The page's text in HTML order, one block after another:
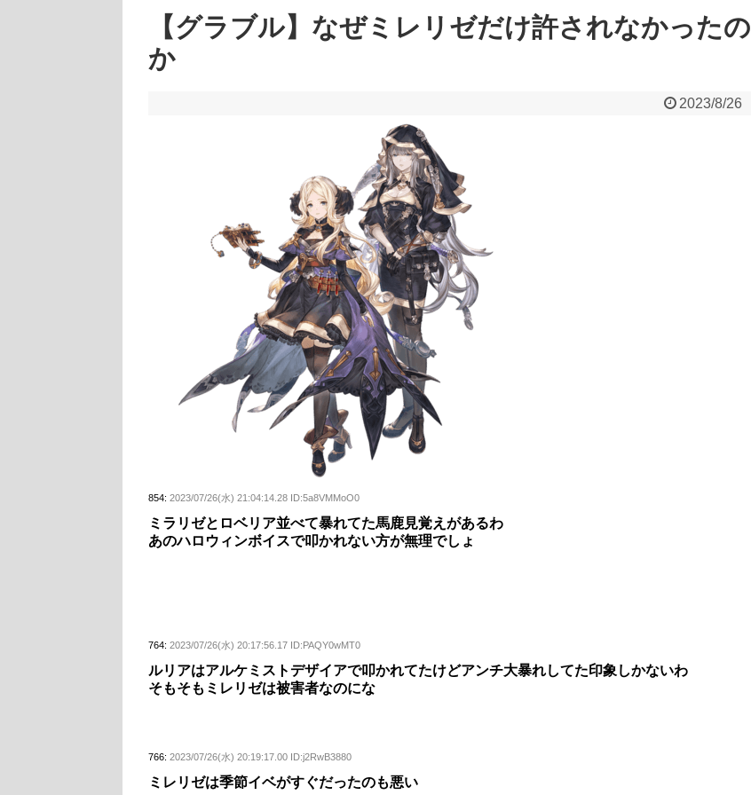
【グラブル】なぜミレリゼだけ許されなかったの
か
2023/8/26
854: 2023/07/26(水) 21:04:14.28 ID:5a8VMMoO0
ミラリゼとロベリア並べて暴れてた馬鹿見覚えがあるわ
あのハロウィンボイスで叩かれない方が無理でしょ
764: 2023/07/26(水) 20:17:56.17 ID:PAQY0wMT0
ルリアはアルケミストデザイアで叩かれてたけどアンチ大暴れしてた印象しかないわ
そもそもミレリゼは被害者なのにな
766: 2023/07/26(水) 20:19:17.00 ID:j2RwB3880
ミレリゼは季節イベがすぐだったのも悪い